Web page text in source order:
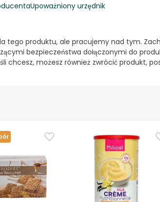
Upoważniony urzędnik
tego produktu, ale pracujemy nad tym.
bezpieczeństwa dołączonymi do
chcesz, możesz również zwrócić produkt,